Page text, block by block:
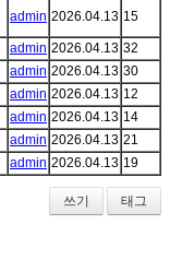
admin 2026.04.13 15
admin 2026.04.13 32
admin 2026.04.13 30
admin 2026.04.13 12
admin 2026.04.13 14
admin 2026.04.13 21
admin 2026.04.13 19
쓰기 태그